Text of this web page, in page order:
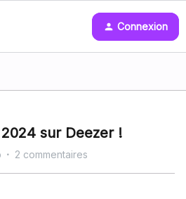
Connexion
sur Deezer !
2 commentaires